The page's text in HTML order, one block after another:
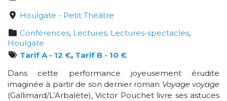
Houlgate - Petit Théâtre
Conférences, Lectures, Lectures-spectacles,
Houlgate
Tarif A - 12 €, Tarif B - 10 €
Dans cette performance joyeusement érudite
imaginée à partir de son dernier roman Voyage voyage
(Gallimard/L’Arbalète), Victor Pouchet livre ses astuces